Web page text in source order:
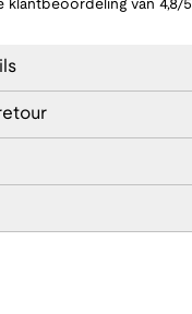
klantbeoordeling van 4,8/5